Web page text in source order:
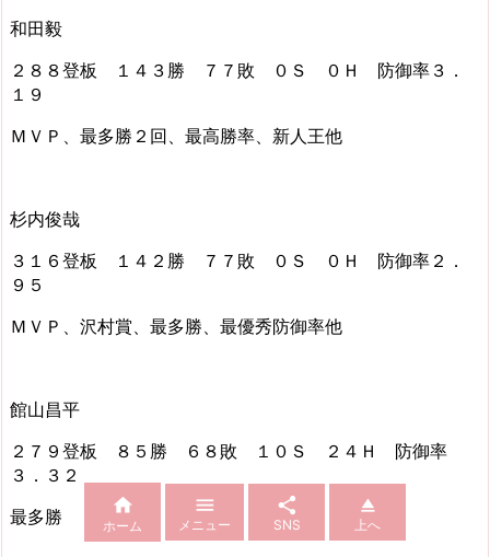
和田毅
２８８登板 １４３勝 ７７敗 ０Ｓ ０Ｈ 防御率３．
１９
ＭＶＰ、最多勝２回、最高勝率、新人王他
杉内俊哉
３１６登板 １４２勝 ７７敗 ０Ｓ ０Ｈ 防御率２．
９５
ＭＶＰ、沢村賞、最多勝、最優秀防御率他
館山昌平
２７９登板 ８５勝 ６８敗 １０Ｓ ２４Ｈ 防御率
３．３２
最多勝

ホーム

メニュー

SNS

上へ